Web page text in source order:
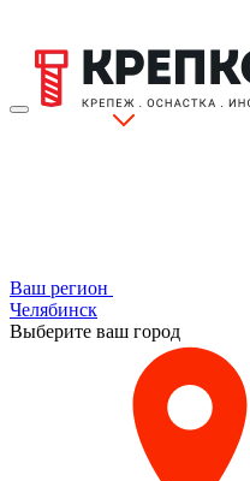
Ваш регион
Челябинск
Выберите ваш город